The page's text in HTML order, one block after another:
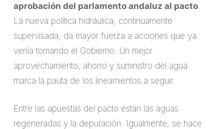
aprobación del parlamento andaluz al pacto.
La nueva política hidráulica, continuamente
supervisada, da mayor fuerza a acciones que ya
venía tomando el Gobierno. Un mejor
aprovechamiento, ahorro y suministro del agua
marca la pauta de los lineamientos a seguir.
Entre las apuestas del pacto están las aguas
regeneradas y la depuración. Igualmente, se hace